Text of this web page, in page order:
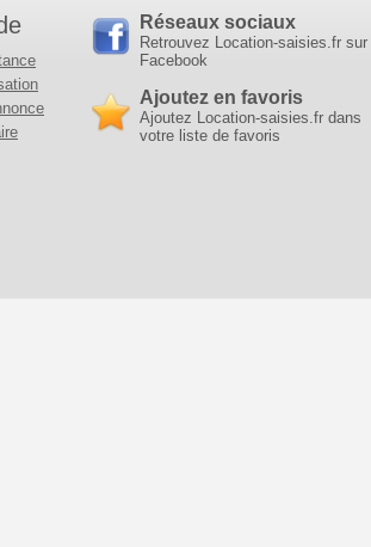
Réseaux sociaux
Retrouvez Location-saisies.fr sur
Facebook
Ajoutez en favoris
Ajoutez Location-saisies.fr dans
votre liste de favoris